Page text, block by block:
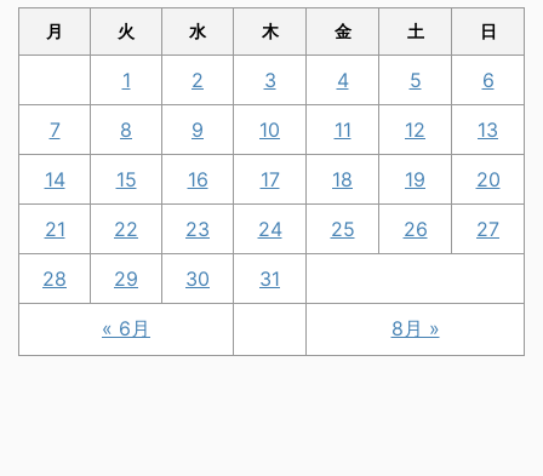
月 火 水 木 金 土 日
« 6月 8月 »
1 2 3 4 5 6
7 8 9 10 11 12 13
14 15 16 17 18 19 20
21 22 23 24 25 26 27
28 29 30 31